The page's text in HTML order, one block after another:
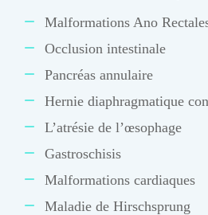
Malformations Ano
Occlusion intestinale
Pancréas annulaire
Hernie diaphragmatique
L’atrésie de l’œsophage
Gastroschisis
Malformations cardiaques
Maladie de Hirschsprung